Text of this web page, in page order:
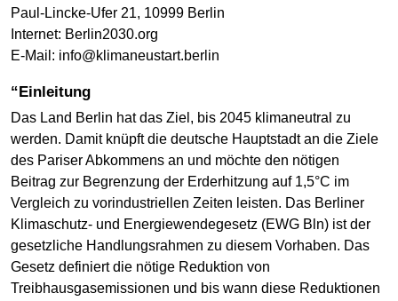
Paul-Lincke-Ufer 21, 10999 Berlin
Internet: Berlin2030.org
E-Mail: info@klimaneustart.berlin
“Einleitung
Das Land Berlin hat das Ziel, bis 2045 klimaneutral zu
werden. Damit knüpft die deutsche Hauptstadt an die Ziele
des Pariser Abkommens an und möchte den nötigen
Beitrag zur Begrenzung der Erderhitzung auf 1,5°C im
Vergleich zu vorindustriellen Zeiten leisten. Das Berliner
Klimaschutz- und Energiewendegesetz (EWG Bln) ist der
gesetzliche Handlungsrahmen zu diesem Vorhaben. Das
Gesetz definiert die nötige Reduktion von
Treibhausgasemissionen und bis wann diese Reduktionen